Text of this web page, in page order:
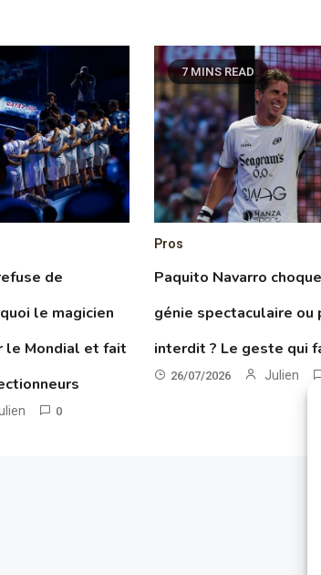
de
le magicien
le Mondial et fait
0
7 MINS READ
Pros
Paquito Navarro
génie spectaculaire ou
interdit ? Le geste qui
26/07/2026 Julien